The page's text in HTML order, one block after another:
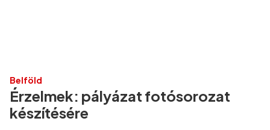
Belföld
Érzelmek: pályázat fotósorozat
készítésére